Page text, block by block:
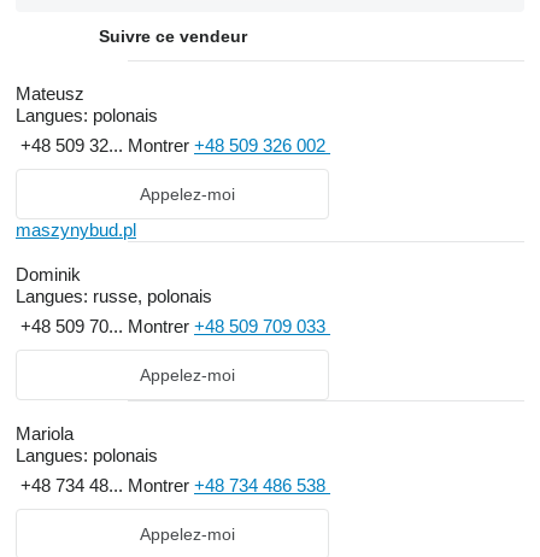
Suivre ce vendeur
Mateusz
Langues: polonais
+48 509 32... Montrer +48 509 326 002
Appelez-moi
maszynybud.pl
Dominik
Langues: russe, polonais
+48 509 70... Montrer +48 509 709 033
Appelez-moi
Mariola
Langues: polonais
+48 734 48... Montrer +48 734 486 538
Appelez-moi